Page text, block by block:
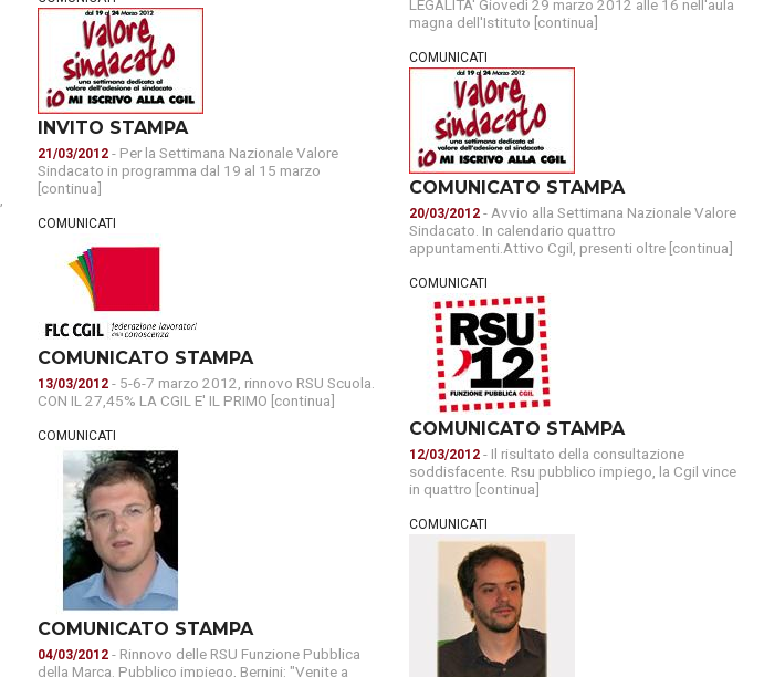
BREDA DI PIAVE
MONTEBELLUNA
CROCETTA DEL MONTELLO
VALDOBBIADENE
ODERZO
MOTTA DI LIVENZA
PONTE DI PIAVE
VITTORIO VENETO
GODEGA DI SANT'URBANO
INVITO STAMPA
21/03/2012 - Per la Settimana Nazionale Valore
Sindacato in programma dal 19 al 15 marzo
[continua]
COMUNICATI
COMUNICATO STAMPA
13/03/2012 - 5-6-7 marzo 2012, rinnovo RSU Scuola.
CON IL 27,45% LA CGIL E' IL PRIMO [continua]
COMUNICATI
COMUNICATO STAMPA
04/03/2012 - Rinnovo delle RSU Funzione Pubblica
della Marca. Pubblico impiego, Bernini: "Venite a
LEGALITA' Giovedì 29 marzo 2012 alle 16 nell'aula
magna dell'Istituto [continua]
COMUNICATI
COMUNICATO STAMPA
20/03/2012 - Avvio alla Settimana Nazionale Valore
Sindacato. In calendario quattro
appuntamenti.Attivo Cgil, presenti oltre [continua]
COMUNICATI
COMUNICATO STAMPA
12/03/2012 - Il risultato della consultazione
soddisfacente. Rsu pubblico impiego, la Cgil vince
in quattro [continua]
COMUNICATI